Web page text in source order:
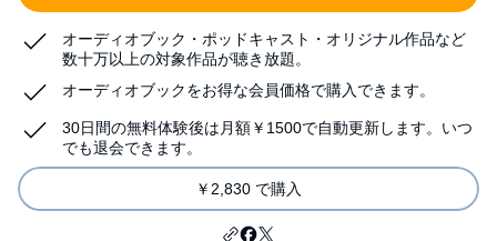
オーディオブック・ポッドキャスト・オリジナル作品など
数十万以上の対象作品が聴き放題。
オーディオブックをお得な会員価格で購入できます。
30日間の無料体験後は月額￥1500で自動更新します。いつ
でも退会できます。
￥2,830 で購入